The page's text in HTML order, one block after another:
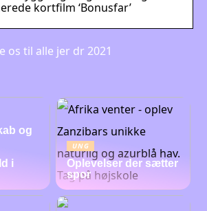
kortfilm ‘Bonusfar’
os til alle jer dr 2021
og
i
UNG
Oplevelser der sætter
spor